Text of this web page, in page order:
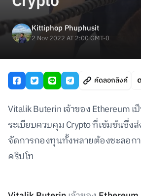
Kittiphop Phuphusit
2 Nov 2022 AT 2:00 GMT-0
คัดลอกลิงค์
Vitalik Buterin เจ้าของ Ethereum
ระเบียบควบคุม Crypto ที่เข้มข้นซึ่ง
จัดการกองทุนทั้งหลายต้องชะลอก
คริปโท